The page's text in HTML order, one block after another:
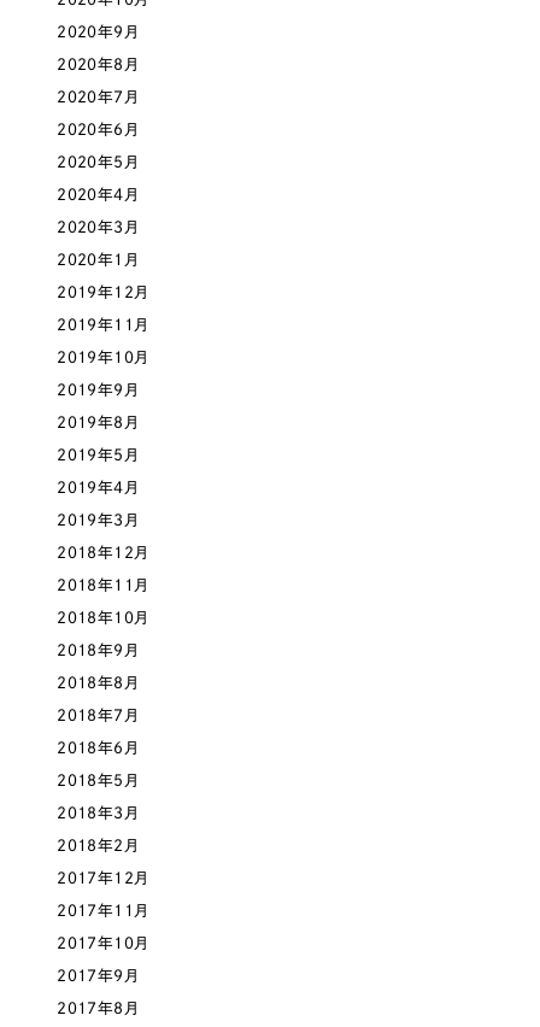
オレンジ・橙色
イエロー・黄色
グリーン・緑色
ブルー・青色
パープル・紫色
ピンク・桃色
2020年9月
2020年8月
2020年7月
2020年6月
2020年5月
2020年4月
2020年3月
2020年1月
2019年12月
2019年11月
2019年10月
2019年9月
2019年8月
2019年5月
2019年4月
2019年3月
2018年12月
2018年11月
2018年10月
2018年9月
2018年8月
2018年7月
2018年6月
2018年5月
2018年3月
2018年2月
2017年12月
2017年11月
2017年10月
2017年9月
2017年8月